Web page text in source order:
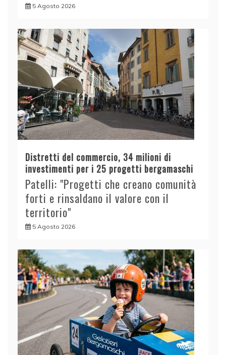
5 Agosto 2026
Distretti del commercio, 34 milioni di
investimenti per i 25 progetti bergamaschi
Patelli: "Progetti che creano comunità
forti e rinsaldano il valore con il
territorio"
5 Agosto 2026